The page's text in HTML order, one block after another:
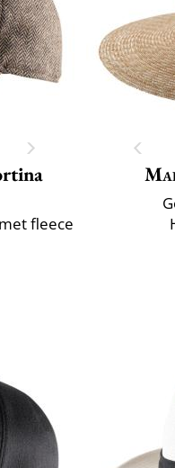
fleece